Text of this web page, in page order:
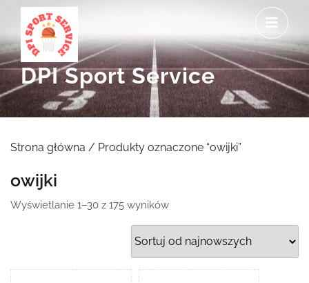
content
DPI Sport Service
Strona główna / Produkty oznaczone “owijki”
owijki
Wyświetlanie 1–30 z 175 wynikówPosortowane
według
najnowszych